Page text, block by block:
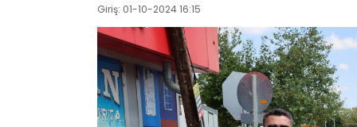
Giriş: 01-10-2024 16:15